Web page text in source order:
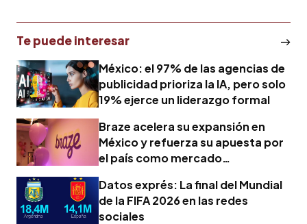
Te puede interesar
México: el 97% de las agencias de
publicidad prioriza la IA, pero solo
19% ejerce un liderazgo formal
Braze acelera su expansión en
México y refuerza su apuesta por
el país como mercado
Datos exprés: La final del Mundial
de la FIFA 2026 en las redes
sociales